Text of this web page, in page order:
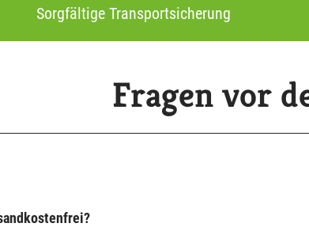
Sorgfältige Transportsicherung
Fragen vor